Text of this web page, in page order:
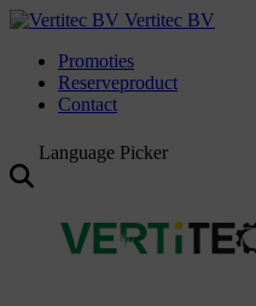
Vertitec BV
Promoties
Reserveproduct
Contact
Language Picker